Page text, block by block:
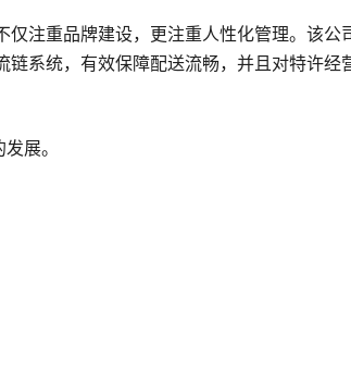
注重品牌建设，更注重人性化管理。该
系统，有效保障配送流畅，并且对特许
展。